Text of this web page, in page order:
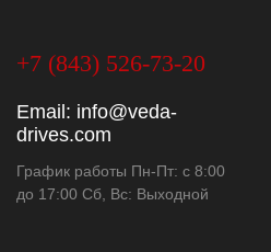
+7 (843) 526-73-20
Email: info@veda-
drives.com
График работы Пн-Пт: с 8:00
до 17:00 Сб, Вс: Выходной